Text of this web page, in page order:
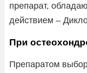
препарат,
действием –
При
Препаратом